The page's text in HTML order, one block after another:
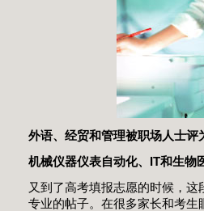
外语、经贸和管理被职场人士评
机械仪器仪表自动化、IT和生物
又到了高考填报志愿的时候，
专业的帖子。在很多家长和考